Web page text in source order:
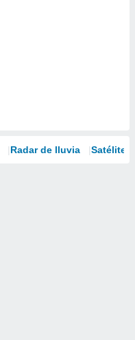
Radar de lluvia Satélites